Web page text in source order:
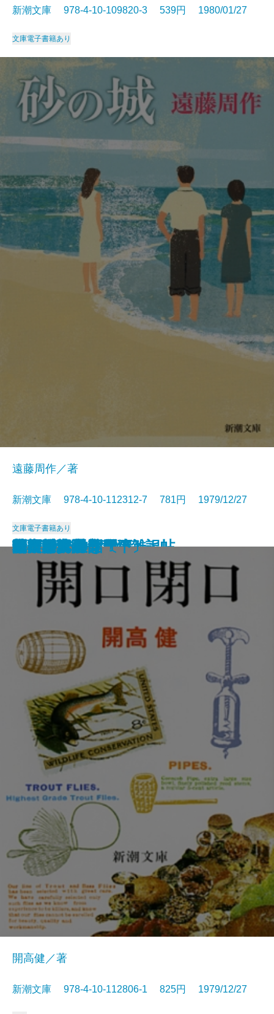
歴史と視点―私の雑記帖―
鬼怒川
食卓の情景
すばらしい数学者たち
道ありき―青春編―
鍵のかかる部屋
一人ならじ
燃えつきた地図
にぎやかな部屋
新潮文庫 978-4-10-109820-3 539円 1980/01/27
文庫電子書籍あり
砂の城
遠藤周作／著
新潮文庫 978-4-10-112312-7 781円 1979/12/27
文庫電子書籍あり
開口閉口
開高健／著
新潮文庫 978-4-10-112806-1 825円 1979/12/27
杳子・妻隠
朝ごはんぬき？
渦
陸奥爆沈
毎日が日曜日
梅雨将軍信長
ギリシア神話〔下〕
芝桜〔上〕
芝桜〔下〕